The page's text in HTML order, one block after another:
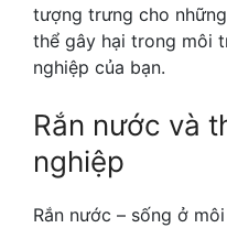
tượng trưng cho
thể gây hại trong môi
nghiệp của bạn.
Rắn nước và
nghiệp
Rắn nước – sống ở